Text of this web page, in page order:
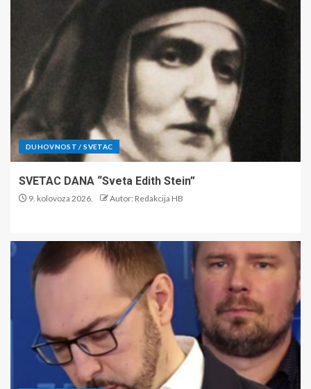
DUHOVNOST / SVETAC
SVETAC DANA “Sveta Edith Stein”
9. kolovoza 2026. Autor: Redakcija HB